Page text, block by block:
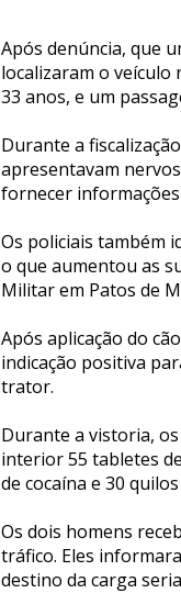
Após denúncia, que
localizaram o veículo
33 anos, e um
Durante a
apresentavam
fornecer
Os policiais também
o que aumentou as
Militar em Patos de
Após aplicação do
indicação positiva
trator.
Durante a vistoria,
interior 55 tabletes
de cocaína e 30
Os dois homens
tráfico. Eles
destino da carga